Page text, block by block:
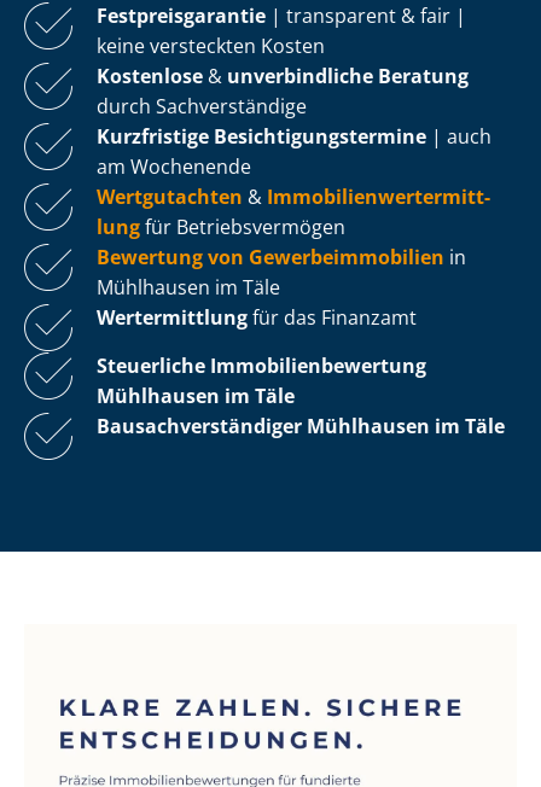
Fest­preis­ga­ran­tie | transparent & fair |
keine versteckten Kosten
Kostenlose & unverbindliche Beratung
durch Sachverständige
Kurzfristige Be­sich­ti­gungs­ter­mi­ne | auch
am Wochenende
Wertgutachten & Im­mo­bi­li­en­wert­ermitt­
lungfür Be­triebs­ver­mö­gen
Bewertung von Ge­wer­be­im­mo­bi­li­en in
Mühlhausen im Täle
Wertermittlungfür das Finanzamt
Steuerliche Im­mo­bi­li­en­be­wer­tung
Mühlhausen im Täle
Bau­sach­ver­stän­di­ger Mühlhausen im Täle